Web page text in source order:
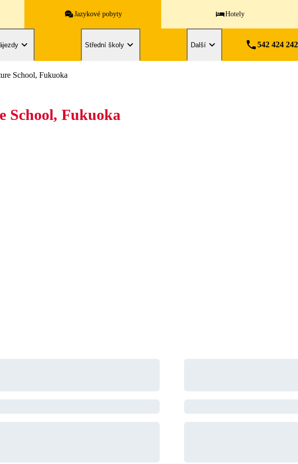
Jazykové pobyty Hotely
Střední školy Další 542 424 242
School, Fukuoka
School, Fukuoka